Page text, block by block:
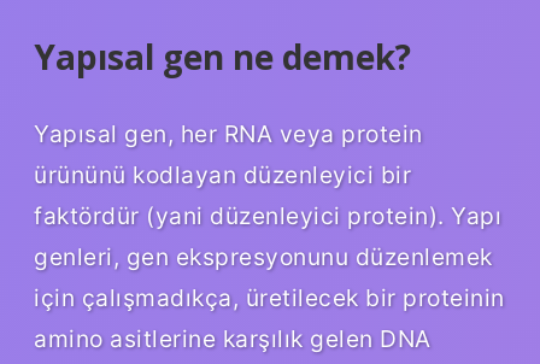
Yapısal gen ne demek?
Yapısal gen, her RNA veya protein
ürününü kodlayan düzenleyici bir
faktördür (yani düzenleyici protein). Yapı
genleri, gen ekspresyonunu düzenlemek
için çalışmadıkça, üretilecek bir proteinin
amino asitlerine karşılık gelen DNA